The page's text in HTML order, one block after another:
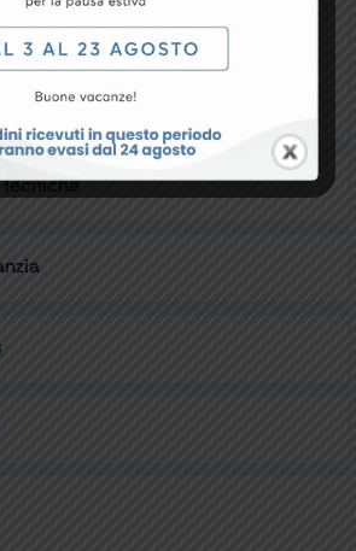
per il nome e kit di ricambi in
comprendente 2 paia di olive
fluttuanti.
HR, GR, SE, Arabo.